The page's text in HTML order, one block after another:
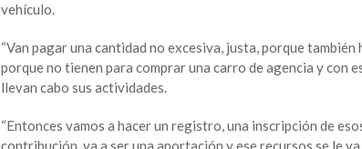
vehículo.
“Van pagar una cantidad no excesiva, justa, porque
porque no tienen para comprar una carro de agencia y con
llevan cabo sus actividades.
“Entonces vamos a hacer un registro, una inscripción de
contribución, va a ser una aportación y ese recursos se le